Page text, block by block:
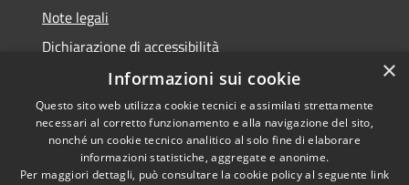
Note legali
Dichiarazione di accessibilità
Accessibilità
Copyright © 2026 • Comune di
Forlì • Powered by
×
Informazioni sui cookie
Questo sito web utilizza cookie tecnici e assimilati strettamente
necessari al corretto funzionamento e alla navigazione del sito,
nonché un cookie tecnico analitico al solo fine di elaborare
informazioni statistiche, aggregate e anonime.
Per maggiori dettagli, può consultare la cookie policy al seguente link